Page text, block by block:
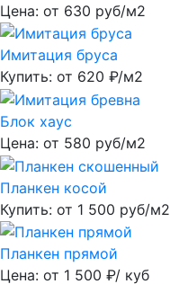
Цена: от 630 руб/м2
Имитация бруса
Купить: от 620 ₽/м2
Блок хаус
Цена: от 580 руб/м2
Планкен косой
Купить: от 1 500 руб/м2
Планкен прямой
Цена: от 1 500 ₽/ куб